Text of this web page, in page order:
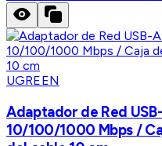
UGREEN
Adaptador de Red
10/100/1000 Mbps /